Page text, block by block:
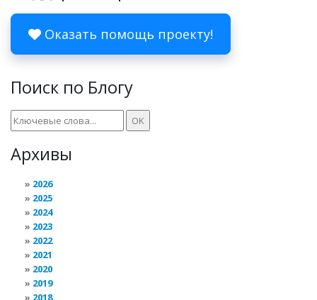
Оказать помощь проекту!
Поиск по Блогу
Архивы
2026
2025
2024
2023
2022
2021
2020
2019